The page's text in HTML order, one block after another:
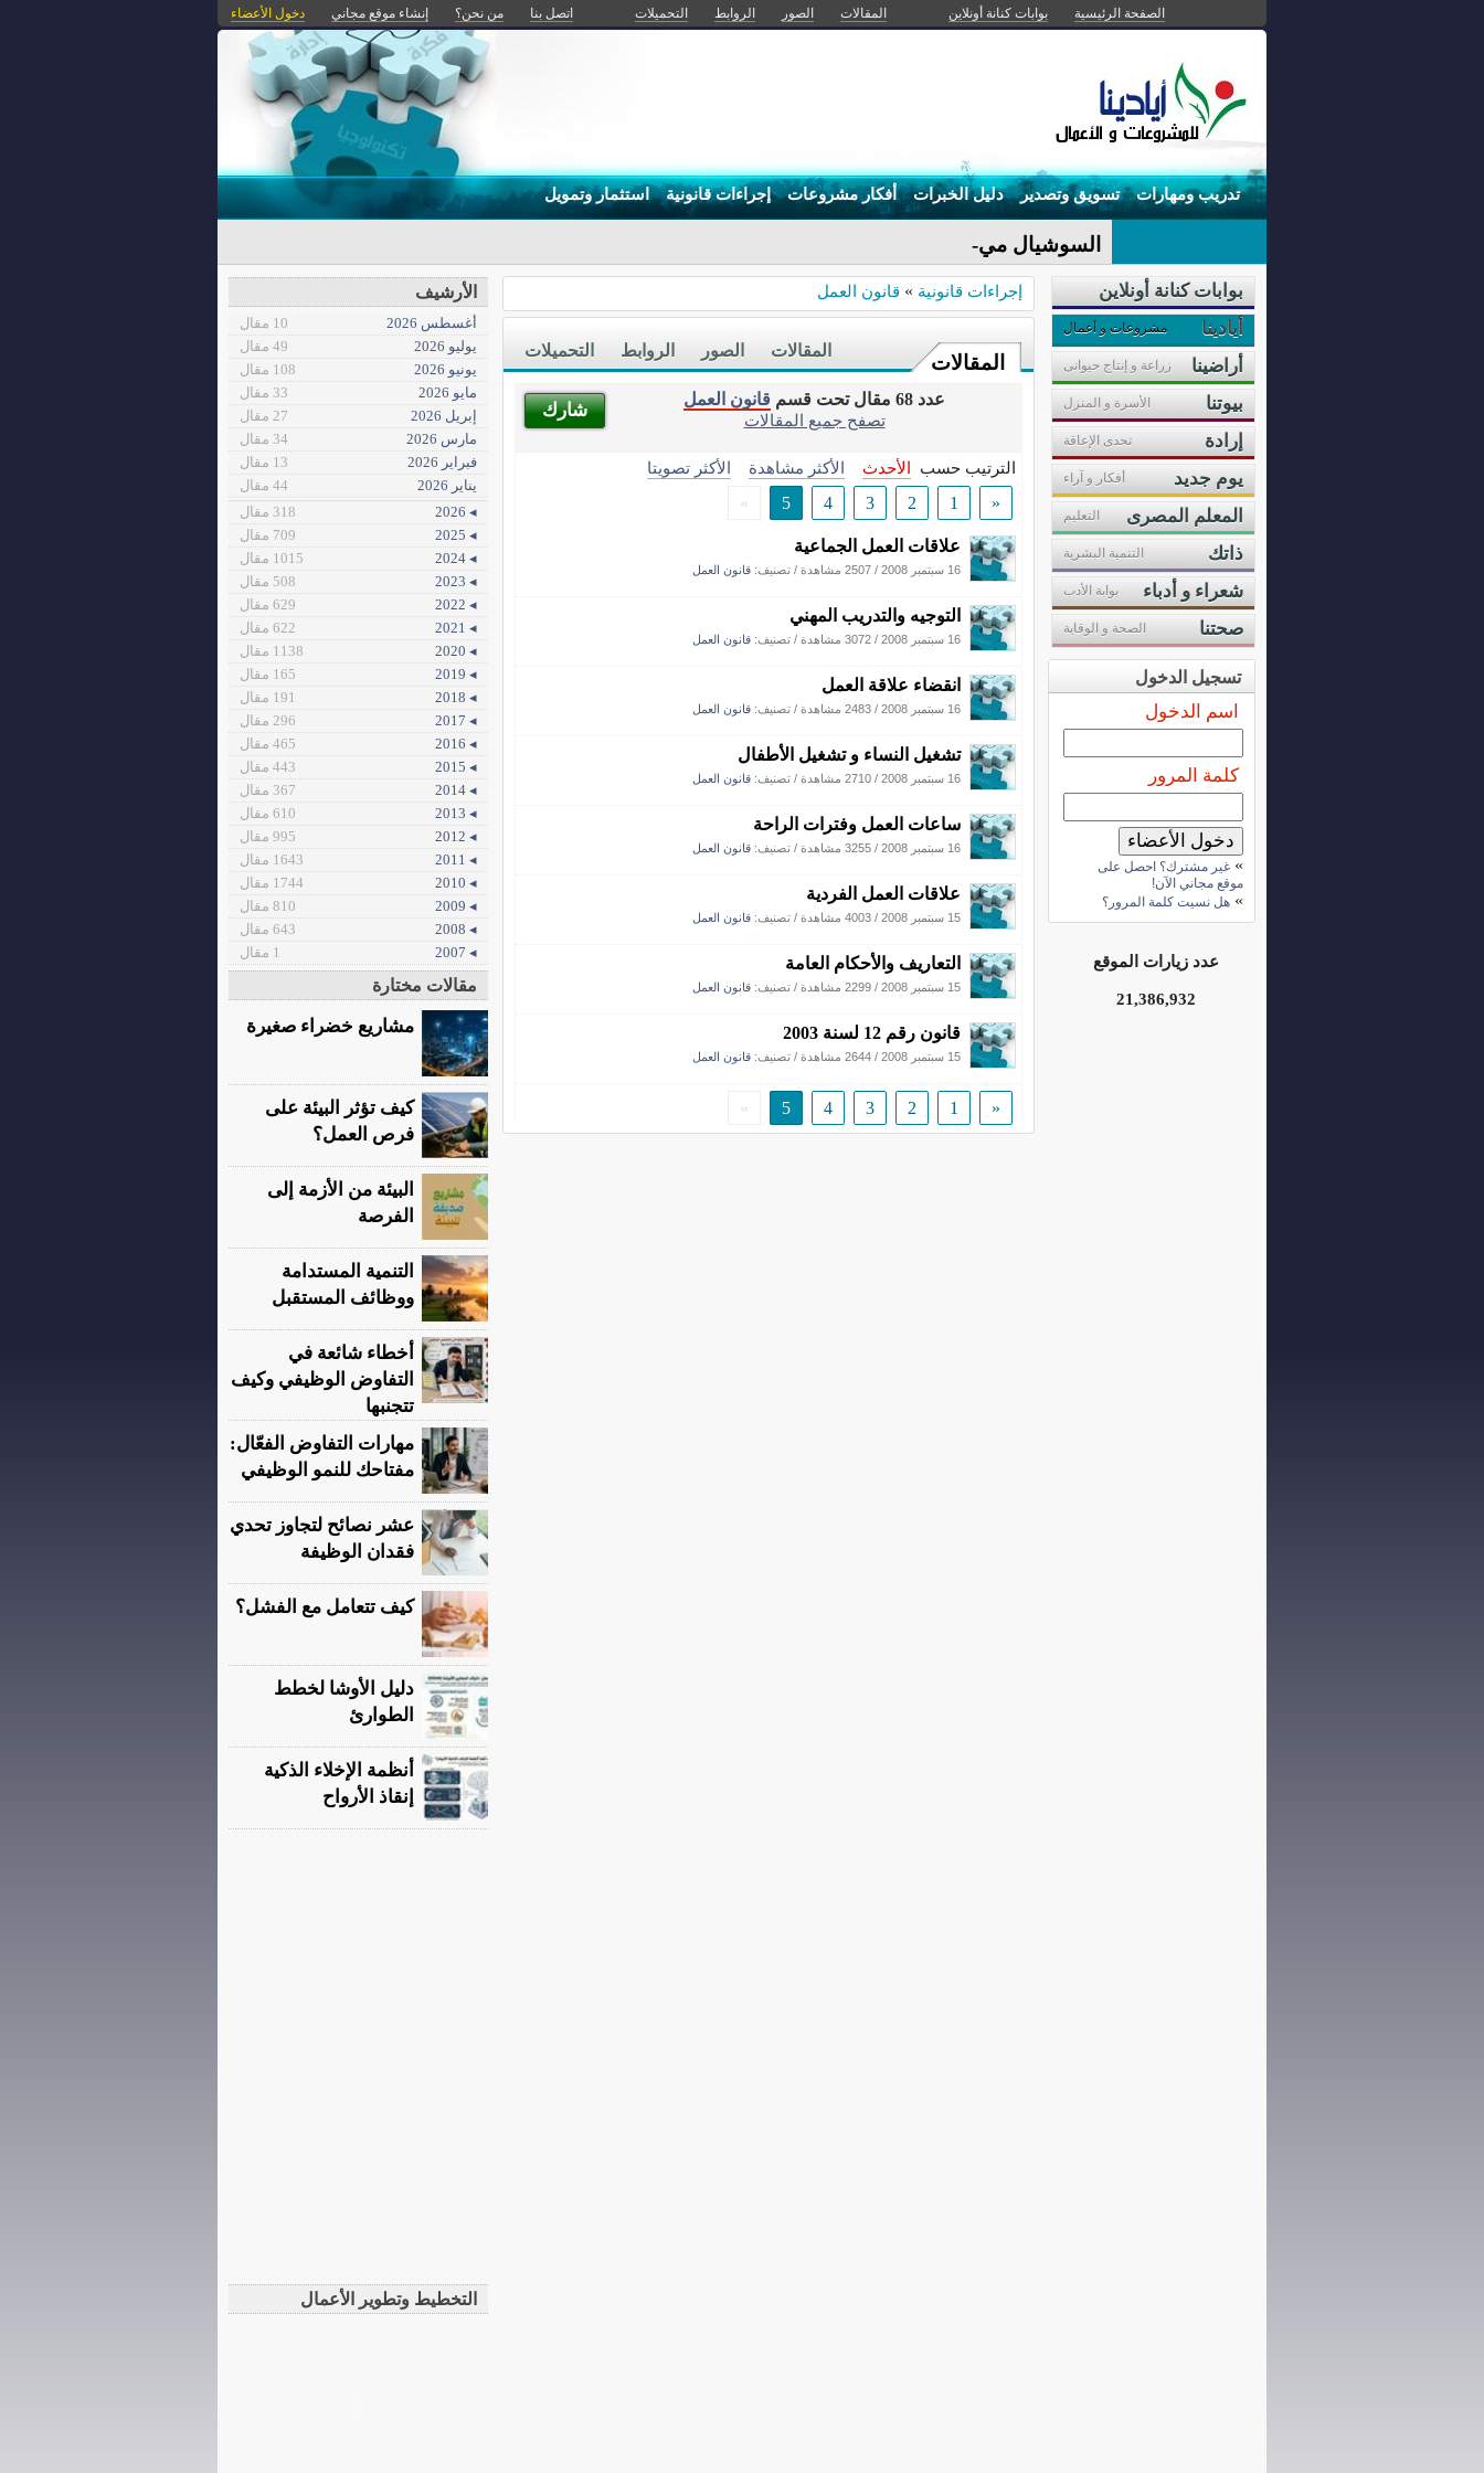
الصفحة الرئيسية بوابات كنانة أونلاين المقالات الصور الروابط التحميلات اتصل بنا من نحن؟ إنشاء موقع مجاني دخول الأعضاء
تدريب ومهارات تسويق وتصدير دليل الخبرات أفكار مشروعات إجراءات قانونية استثمار وتمويل
السوشيال ميديا وفخ الم_
إجراءات قانونية » قانون العمل
المقالات
التحميلات الروابط الصور المقالات
شارك
عدد 68 مقال تحت قسم
قانون العمل
تصفح جميع المقالات
الترتيب حسب الأحدث الأكثر مشاهدة
الأكثر تصويتا
«
1
2
3
4
5
»
علاقات العمل الجماعية
16 سبتمبر 2008 / 2507 مشاهدة / تصنيف: قانون العمل
التوجيه والتدريب المهني
16 سبتمبر 2008 / 3072 مشاهدة / تصنيف: قانون العمل
انقضاء علاقة العمل
16 سبتمبر 2008 / 2483 مشاهدة / تصنيف: قانون العمل
تشغيل النساء و تشغيل الأطفال
16 سبتمبر 2008 / 2710 مشاهدة / تصنيف: قانون العمل
ساعات العمل وفترات الراحة
16 سبتمبر 2008 / 3255 مشاهدة / تصنيف: قانون العمل
علاقات العمل الفردية
15 سبتمبر 2008 / 4003 مشاهدة / تصنيف: قانون العمل
التعاريف والأحكام العامة
15 سبتمبر 2008 / 2299 مشاهدة / تصنيف: قانون العمل
قانون رقم 12 لسنة 2003
15 سبتمبر 2008 / 2644 مشاهدة / تصنيف: قانون العمل
«
1
2
3
4
5
»
بوابات كنانة أونلاين
أيادينا
مشروعات و أعمال
أراضينا زراعة و إنتاج حيوانى
بيوتنا الأسرة و المنزل
إرادة تحدى الإعاقة
يوم جديد أفكار و آراء
المعلم المصرى التعليم
ذاتك التنمية البشرية
شعراء و أدباء بوابة الأدب
صحتنا الصحة و الوقاية
تسجيل الدخول
اسم الدخول
كلمة المرور
» غير مشترك؟ احصل على
موقع مجاني الآن!
» هل نسيت كلمة المرور؟
عدد زيارات الموقع
21,386,932
الأرشيف
أغسطس 2026
10 مقال
يوليو 2026
49 مقال
يونيو 2026
108 مقال
مايو 2026
33 مقال
إبريل 2026
27 مقال
مارس 2026
34 مقال
فبراير 2026
13 مقال
يناير 2026
44 مقال
◂ 2026
318 مقال
◂ 2025
709 مقال
◂ 2024
1015 مقال
◂ 2023
508 مقال
◂ 2022
629 مقال
◂ 2021
622 مقال
◂ 2020
1138 مقال
◂ 2019
165 مقال
◂ 2018
191 مقال
◂ 2017
296 مقال
◂ 2016
465 مقال
◂ 2015
443 مقال
◂ 2014
367 مقال
◂ 2013
610 مقال
◂ 2012
995 مقال
◂ 2011
1643 مقال
◂ 2010
1744 مقال
◂ 2009
810 مقال
◂ 2008
643 مقال
◂ 2007
1 مقال
مقالات مختارة
مشاريع خضراء صغيرة
كيف تؤثر البيئة على
فرص العمل؟
البيئة من الأزمة إلى
الفرصة
التنمية المستدامة
ووظائف المستقبل
أخطاء شائعة في
التفاوض الوظيفي وكيف
تتجنبها
مهارات التفاوض الفعّال:
مفتاحك للنمو الوظيفي
عشر نصائح لتجاوز تحدي
فقدان الوظيفة
كيف تتعامل مع الفشل؟
دليل الأوشا لخطط
الطوارئ
أنظمة الإخلاء الذكية
إنقاذ الأرواح
التخطيط وتطوير الأعمال